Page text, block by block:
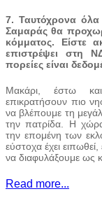
7. Ταυτόχρονα όλα
Σαμαράς θα
κόμματος. Είστε
επιστρέψει στη
πορείες είναι
Μακάρι, έστω
επικρατήσουν πιο
να βλέπουμε τη
την πατρίδα. Η χώρα
την επομένη των
εύστοχα έχει
να διαφυλάξουμε ως
Read more...